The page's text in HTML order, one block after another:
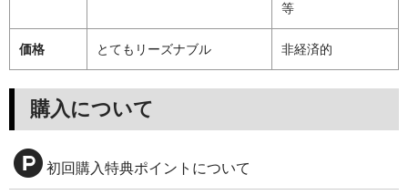
等
価格 とてもリーズナブル 非経済的
購入について
初回購入特典ポイントについて